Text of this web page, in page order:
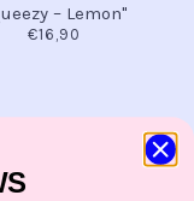
– Lemon"
€16,90